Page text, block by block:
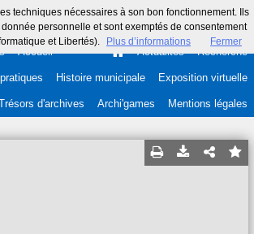
techniques nécessaires à son bon fonctionnement. Ils
personnelle et sont exemptés de consentement
et Libertés).
Plus d’informations Fermer
Accueil Actualités Recherche
Histoire municipale Exposition virtuelle
d'archives Archi'games Mentions légales